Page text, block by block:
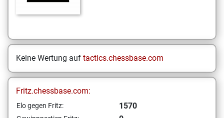
Keine Wertung auf tactics.chessbase.com
Fritz.chessbase.com:
Elo gegen Fritz: 1570